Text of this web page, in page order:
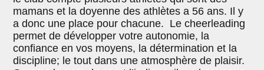
mamans et la doyenne des athlètes a 56 ans. Il y
a donc une place pour chacune. Le cheerleading
permet de développer votre autonomie, la
confiance en vos moyens, la détermination et la
discipline; le tout dans une atmosphère de plaisir.